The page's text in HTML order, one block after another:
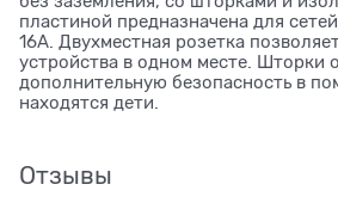
пластиной предназначена для
16А. Двухместная розетка
устройства в одном месте. Шторки
дополнительную безопасность в
находятся дети.
Отзывы